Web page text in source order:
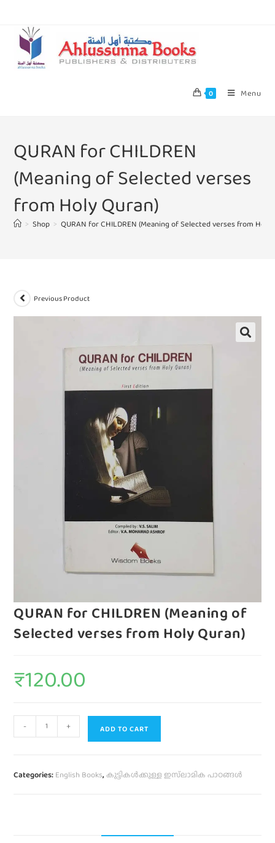
0 Menu
QURAN for CHILDREN
(Meaning of Selected verses
from Holy Quran)
> Shop > QURAN for CHILDREN (Meaning of Selected verses from Holy
Previous Product
QURAN for CHILDREN (Meaning of
Selected verses from Holy Quran)
₹120.00
- + ADD TO CART
Categories: English Books,കുട്ടികൾക്കുള്ള ഇസ്‌ലാമിക പാഠങ്ങൾ